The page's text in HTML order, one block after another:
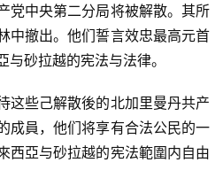
党中央第二分局将被解散。其所
中撤出。他们誓言效忠最高元首
砂拉越的宪法与法律。
这些己解散後的北加里曼丹共产
成員，他们将享有合法公民的一
西亞与砂拉越的宪法範圍内自由